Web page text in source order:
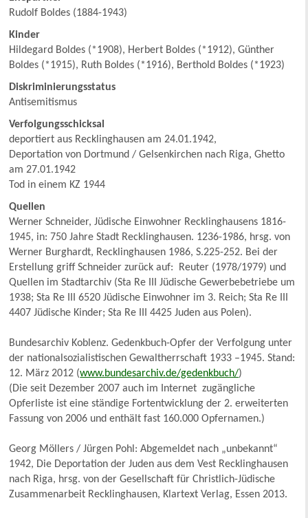
Rudolf Boldes (1884-1943)
Kinder
Hildegard Boldes (*1908), Herbert Boldes (*1912), Günther
Boldes (*1915), Ruth Boldes (*1916), Berthold Boldes (*1923)
Diskriminierungsstatus
Antisemitismus
Verfolgungsschicksal
deportiert aus Recklinghausen am 24.01.1942,
Deportation von Dortmund / Gelsenkirchen nach Riga, Ghetto
am 27.01.1942
Tod in einem KZ 1944
Quellen
Werner Schneider, Jüdische Einwohner Recklinghausens 1816-
1945, in: 750 Jahre Stadt Recklinghausen. 1236-1986, hrsg. von
Werner Burghardt, Recklinghausen 1986, S.225-252. Bei der
Erstellung griff Schneider zurück auf: Reuter (1978/1979) und
Quellen im Stadtarchiv (Sta Re III Jüdische Gewerbebetriebe um
1938; Sta Re III 6520 Jüdische Einwohner im 3. Reich; Sta Re III
4407 Jüdische Kinder; Sta Re III 4425 Juden aus Polen).
Bundesarchiv Koblenz. Gedenkbuch-Opfer der Verfolgung unter
der nationalsozialistischen Gewaltherrschaft 1933 –1945. Stand:
12. März 2012 (www.bundesarchiv.de/gedenkbuch/)
(Die seit Dezember 2007 auch im Internet zugängliche
Opferliste ist eine ständige Fortentwicklung der 2. erweiterten
Fassung von 2006 und enthält fast 160.000 Opfernamen.)
Georg Möllers / Jürgen Pohl: Abgemeldet nach „unbekannt“
1942, Die Deportation der Juden aus dem Vest Recklinghausen
nach Riga, hrsg. von der Gesellschaft für Christlich-Jüdische
Zusammenarbeit Recklinghausen, Klartext Verlag, Essen 2013.